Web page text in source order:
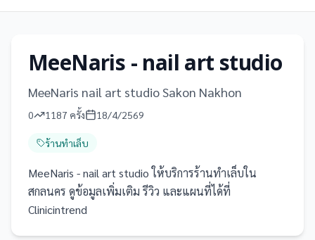
MeeNaris - nail art studio
MeeNaris nail art studio Sakon Nakhon
0 1187 ครั้ง 18/4/2569
ร้านทำเล็บ
MeeNaris - nail art studio ให้บริการร้านทำเล็บใน
สกลนคร ดูข้อมูลเพิ่มเติม รีวิว และแผนที่ได้ที่
Clinicintrend